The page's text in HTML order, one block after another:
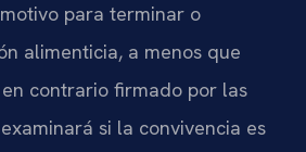
para terminar o
alimenticia, a menos que
contrario firmado por las
si la convivencia es